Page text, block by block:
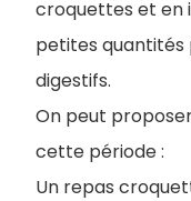
croquettes et en
petites quantités
digestifs.
On peut
cette période :
Un repas